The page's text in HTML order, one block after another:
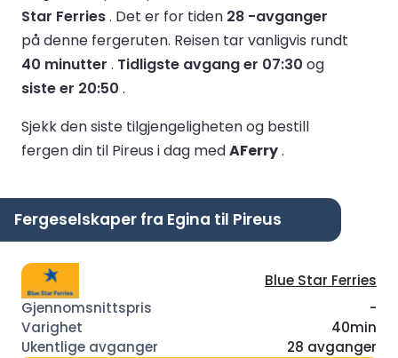
Star Ferries. Det er for tiden 28 -avganger
på denne fergeruten. Reisen tar vanligvis rundt
40 minutter . Tidligste avgang er 07:30 og
siste er 20:50 .
Sjekk den siste tilgjengeligheten og bestill
fergen din til Pireus i dag medAFerry.
Fergeselskaper fra Egina til Pireus
Blue Star Ferries
-
40min
28 avganger